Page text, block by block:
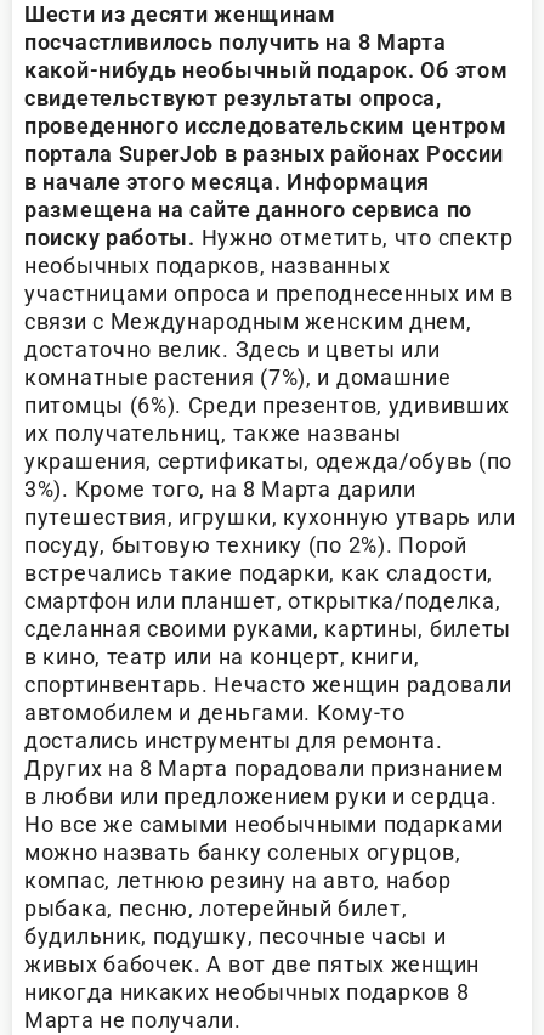
Шести из десяти женщинам
посчастливилось получить на 8 Марта
какой-нибудь необычный подарок. Об этом
свидетельствуют результаты опроса,
проведенного исследовательским центром
портала SuperJob в разных районах России
в начале этого месяца. Информация
размещена на сайте данного сервиса по
поиску работы. Нужно отметить, что спектр
необычных подарков, названных
участницами опроса и преподнесенных им в
связи с Международным женским днем,
достаточно велик. Здесь и цветы или
комнатные растения (7%), и домашние
питомцы (6%). Среди презентов, удививших
их получательниц, также названы
украшения, сертификаты, одежда/обувь (по
3%). Кроме того, на 8 Марта дарили
путешествия, игрушки, кухонную утварь или
посуду, бытовую технику (по 2%). Порой
встречались такие подарки, как сладости,
смартфон или планшет, открытка/поделка,
сделанная своими руками, картины, билеты
в кино, театр или на концерт, книги,
спортинвентарь. Нечасто женщин радовали
автомобилем и деньгами. Кому-то
достались инструменты для ремонта.
Других на 8 Марта порадовали признанием
в любви или предложением руки и сердца.
Но все же самыми необычными подарками
можно назвать банку соленых огурцов,
компас, летнюю резину на авто, набор
рыбака, песню, лотерейный билет,
будильник, подушку, песочные часы и
живых бабочек. А вот две пятых женщин
никогда никаких необычных подарков 8
Марта не получали.